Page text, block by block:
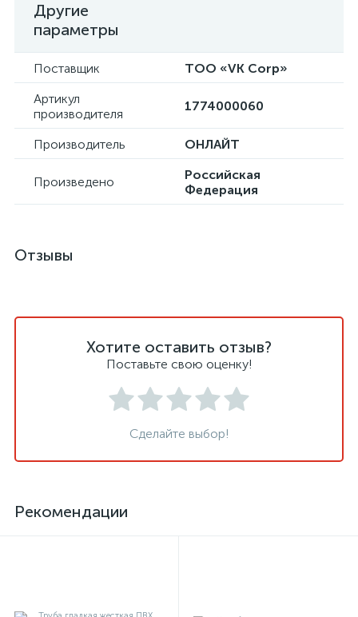
Другие
параметры
Поставщик
ТОО «VK Corp»
Артикул
производителя
1774000060
Производитель ОНЛАЙТ
Произведено
Российская
Федерация
Отзывы
Хотите оставить отзыв?
Поставьте свою оценку!
Сделайте выбор!
Рекомендации